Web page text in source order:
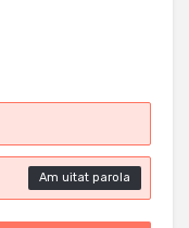
Am uitat parola